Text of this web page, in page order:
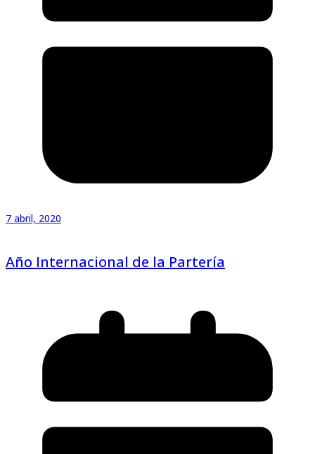
7 abril, 2020
Año Internacional de la Partería